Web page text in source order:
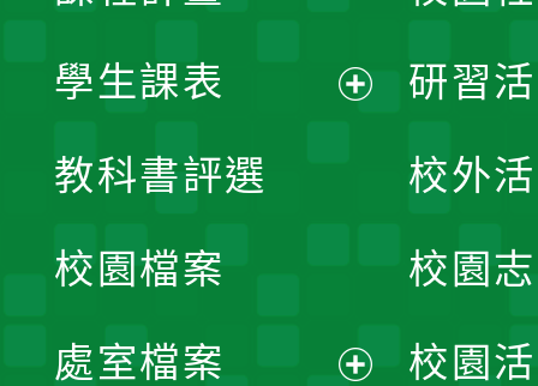
學生課表
單
教科書評選
校園檔案
處室檔案
研習
校外
校園
校園